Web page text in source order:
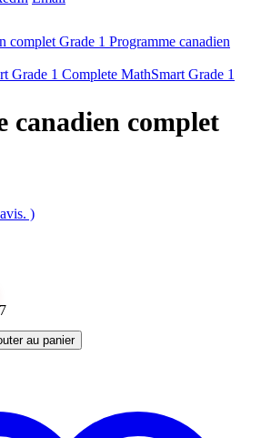
Programme canadien
Complete MathSmart Grade 1
canadien complet
)
au panier